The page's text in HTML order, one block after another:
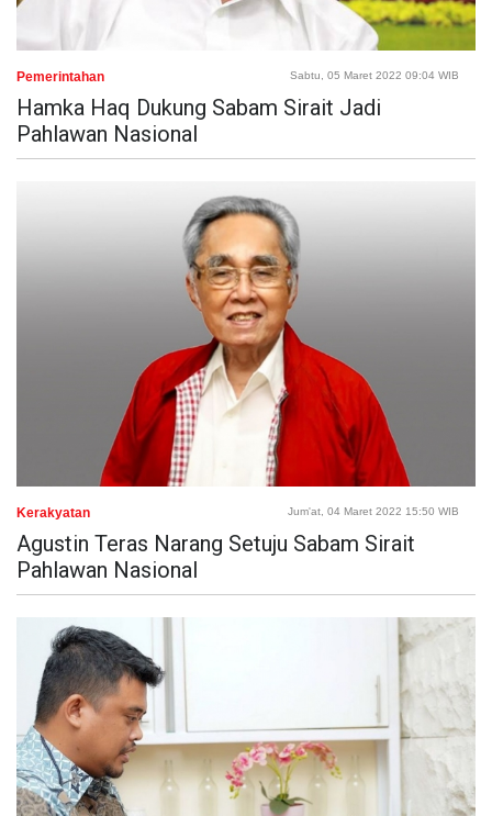
Pemerintahan Sabtu, 05 Maret 2022 09:04 WIB
Hamka Haq Dukung Sabam Sirait Jadi
Pahlawan Nasional
Kerakyatan Jum'at, 04 Maret 2022 15:50 WIB
Agustin Teras Narang Setuju Sabam Sirait
Pahlawan Nasional